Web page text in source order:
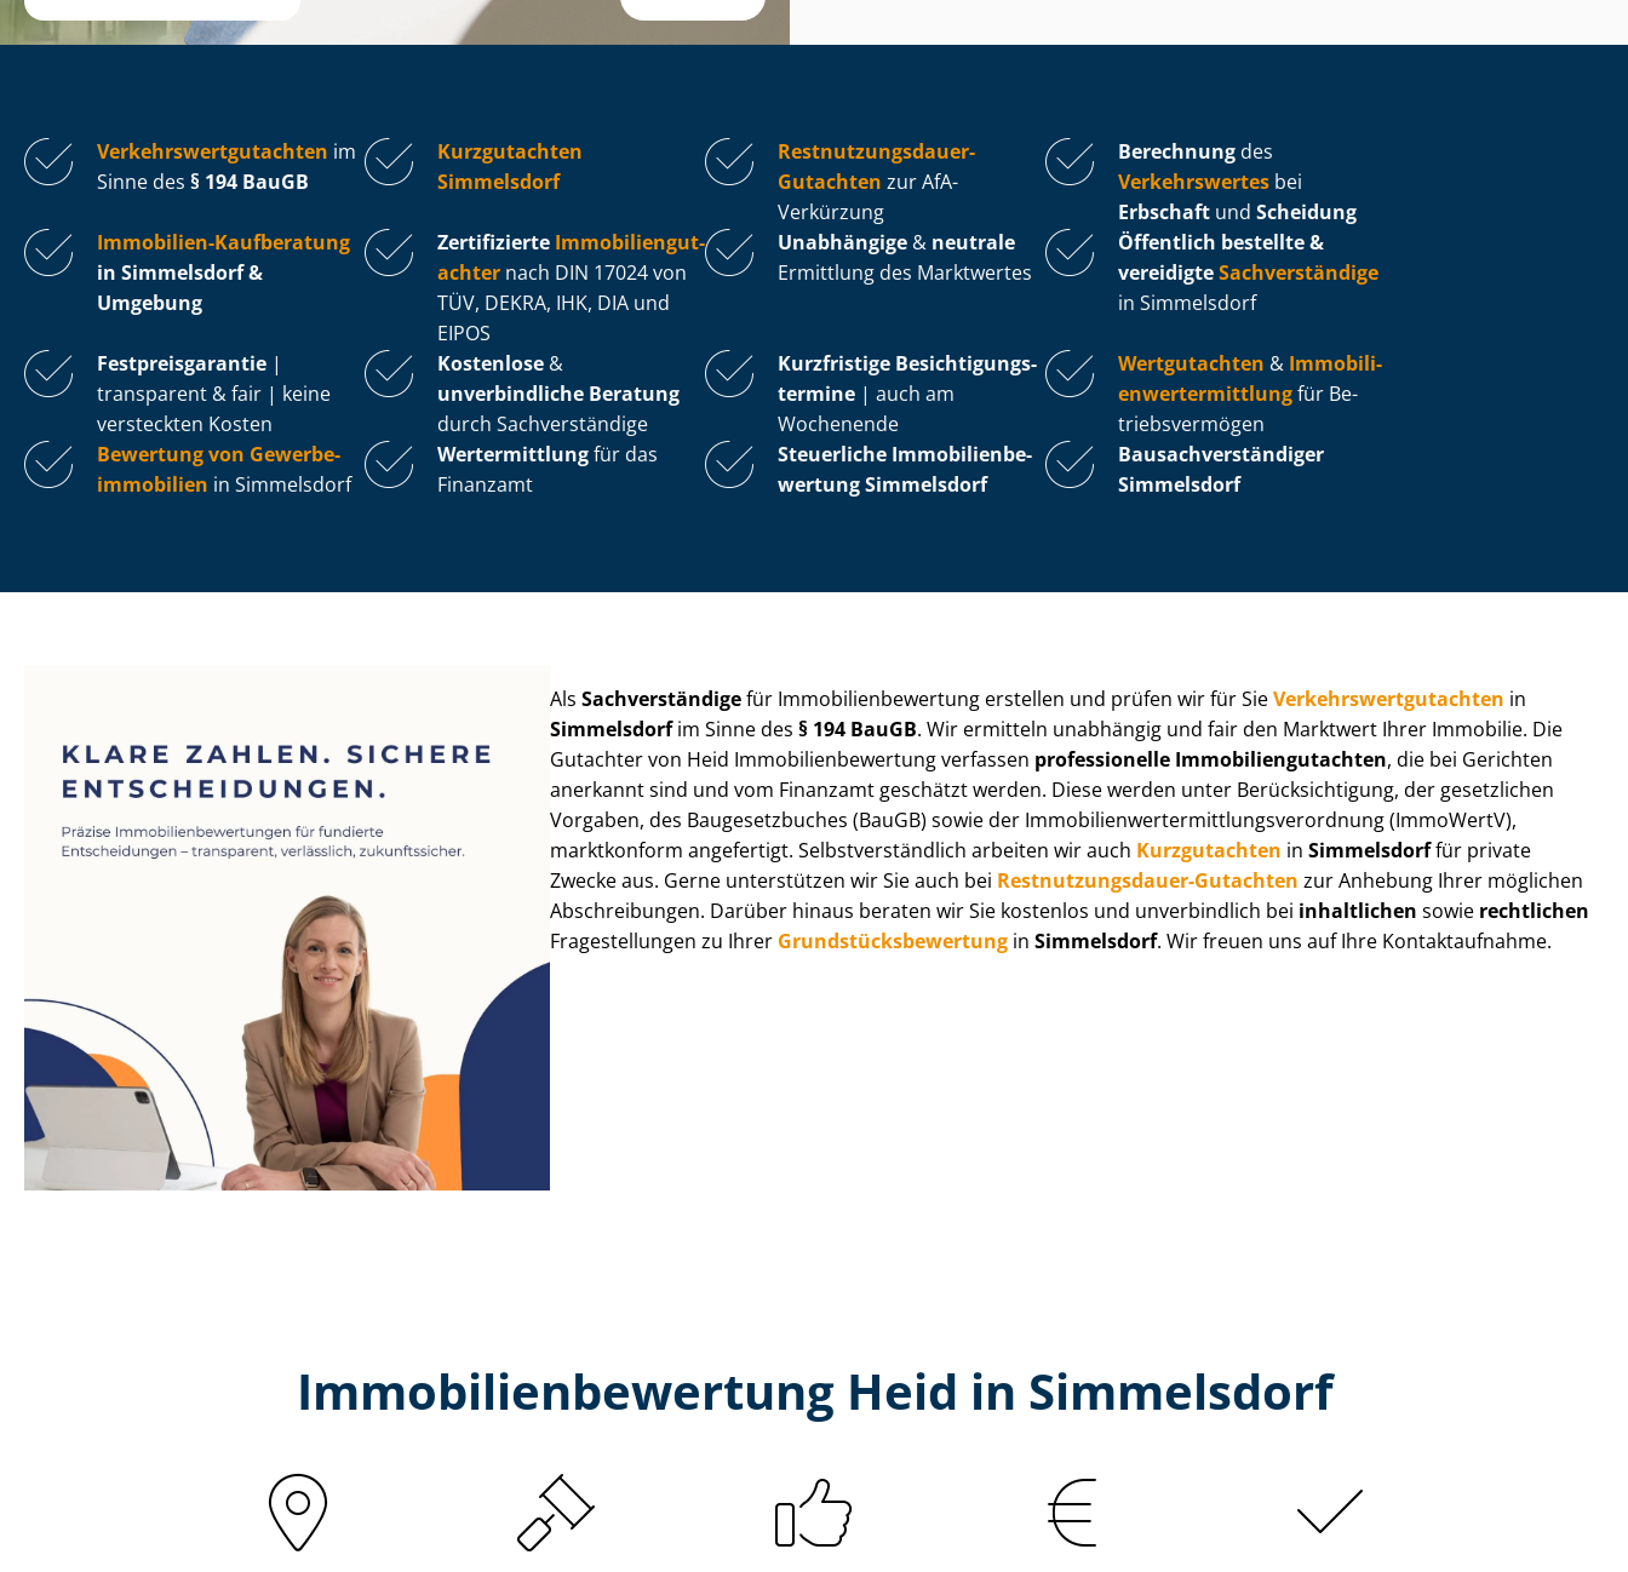
Ver­kehrs­wert­gut­ach­ten im
Sinne des § 194 BauGB
Kurzgutachten
Simmelsdorf
Rest­nut­zungs­dau­er-
Gutachten zur AfA-
Verkürzung
Berechnung des
Verkehrswertes bei
Erbschaft und Scheidung
Immobilien-Kaufberatung
in Simmelsdorf &
Umgebung
Zertifizierte Im­mo­bi­li­en­gut­
ach­ter nach DIN 17024 von
TÜV, DEKRA, IHK, DIA und
EIPOS
Unabhängige & neutrale
Ermittlung des Marktwertes
Öffentlich bestellte &
vereidigteSachverständige
in Simmelsdorf
Fest­preis­ga­ran­tie |
transparent & fair | keine
versteckten Kosten
Kostenlose &
unverbindliche Beratung
durch Sachverständige
Kurzfristige Be­sich­ti­gungs­
ter­mi­ne | auch am
Wochenende
Wertgutachten & Im­mo­bi­li­
en­wert­ermitt­lungfür Be­
triebs­ver­mö­gen
Bewertung von Ge­wer­be­
im­mo­bi­li­en in Simmelsdorf
Wertermittlungfür das
Finanzamt
Steuerliche Im­mo­bi­li­en­be­
wer­tungSimmelsdorf
Bau­sach­ver­stän­di­ger
Simmelsdorf
AlsSachverständigefür Im­mo­bi­li­en­be­wer­tung erstellen und prüfen wir für SieVer­kehrs­wert­gut­ach­ten in
Simmelsdorfim Sinne des§ 194 BauGB. Wir ermitteln unabhängig und fair den Marktwert Ihrer Immobilie. Die
Gutachter von Heid Im­mo­bi­li­en­be­wer­tung verfassen professionelle Im­mo­bi­li­en­gut­ach­ten, die bei Gerichten
anerkannt sind und vom Finanzamt geschätzt werden. Diese werden unter Be­rück­sich­ti­gung, der gesetzlichen
Vorgaben, des Baugesetzbuches (BauGB) sowie der Im­mo­bi­li­en­wert­ermitt­lungs­ver­ord­nung (ImmoWertV),
marktkonform angefertigt. Selbst­ver­ständ­lich arbeiten wir auch Kurzgutachten in Simmelsdorffür private
Zwecke aus. Gerne unterstützen wir Sie auch bei Rest­nut­zungs­dau­er-Gutachten zur Anhebung Ihrer möglichen
Abschreibungen. Darüber hinaus beraten wir Sie kostenlos und unverbindlich bei inhaltlichen sowie rechtlichen
Fragestellungen zu Ihrer Grund­stücks­be­wer­tung inSimmelsdorf. Wir freuen uns auf Ihre Kontaktaufnahme.
Immobilien­bewertung Heid in Simmelsdorf